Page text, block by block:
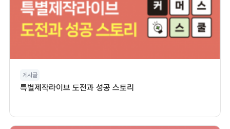
게시글
특별제작라이브 도전과 성공 스토리